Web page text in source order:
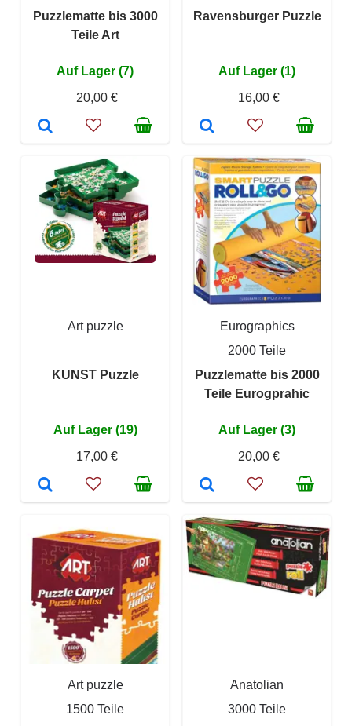
Puzzlematte bis 3000
Teile Art
Auf Lager (7)
20,00 €
Ravensburger Puzzle
Auf Lager (1)
16,00 €
Art puzzle
KUNST Puzzle
Auf Lager (19)
17,00 €
Eurographics
2000 Teile
Puzzlematte bis 2000
Teile Eurogprahic
Auf Lager (3)
20,00 €
Art puzzle
1500 Teile
Anatolian
3000 Teile